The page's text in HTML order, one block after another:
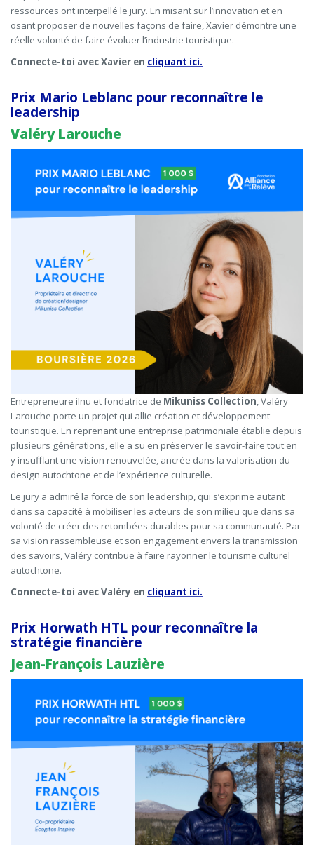
ressources ont interpellé le jury. En misant sur l’innovation et en
osant proposer de nouvelles façons de faire, Xavier démontre une
réelle volonté de faire évoluer l’industrie touristique.
Connecte-toi avec Xavier en cliquant ici.
Prix Mario Leblanc pour reconnaître le
leadership
Valéry Larouche
Entrepreneure ilnu et fondatrice de Mikuniss Collection, Valéry
Larouche porte un projet qui allie création et développement
touristique. En reprenant une entreprise patrimoniale établie depuis
plusieurs générations, elle a su en préserver le savoir-faire tout en
y insufflant une vision renouvelée, ancrée dans la valorisation du
design autochtone et de l’expérience culturelle.
Le jury a admiré la force de son leadership, qui s’exprime autant
dans sa capacité à mobiliser les acteurs de son milieu que dans sa
volonté de créer des retombées durables pour sa communauté. Par
sa vision rassembleuse et son engagement envers la transmission
des savoirs, Valéry contribue à faire rayonner le tourisme culturel
autochtone.
Connecte-toi avec Valéry en cliquant ici.
Prix Horwath HTL pour reconnaître la
stratégie financière
Jean-François Lauzière